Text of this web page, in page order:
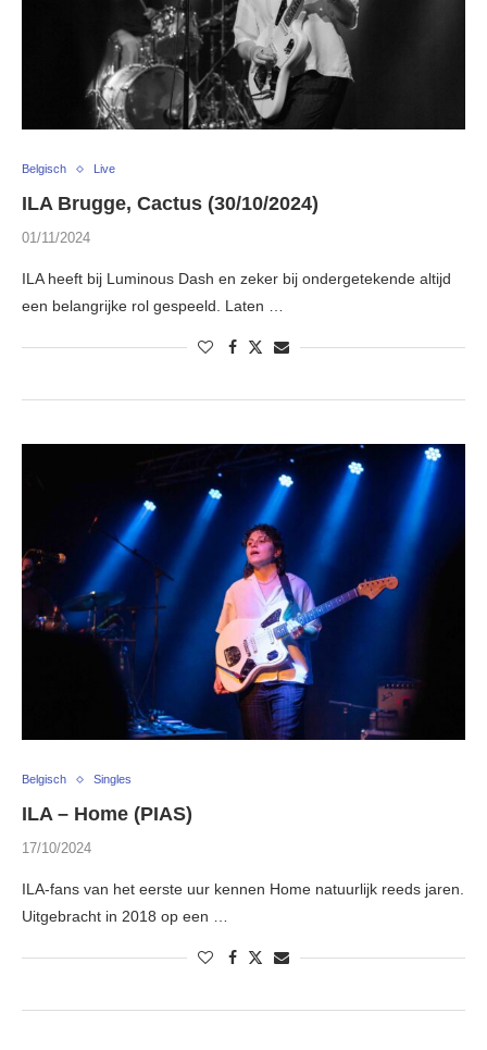
Belgisch Live
ILA Brugge, Cactus (30/10/2024)
01/11/2024
ILA heeft bij Luminous Dash en zeker bij ondergetekende altijd
een belangrijke rol gespeeld. Laten …
Belgisch Singles
ILA – Home (PIAS)
17/10/2024
ILA-fans van het eerste uur kennen Home natuurlijk reeds jaren.
Uitgebracht in 2018 op een …